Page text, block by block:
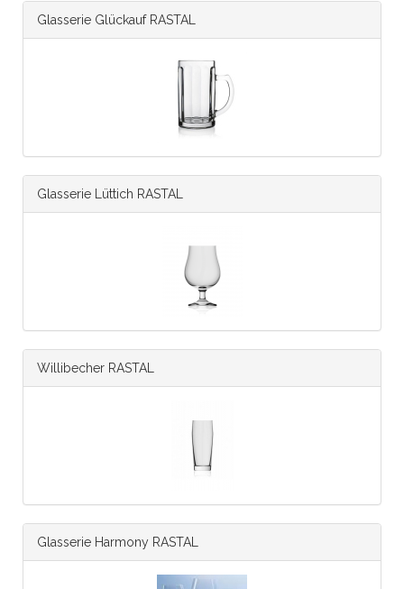
Glasserie Glückauf RASTAL
Glasserie Lüttich RASTAL
Willibecher RASTAL
Glasserie Harmony RASTAL